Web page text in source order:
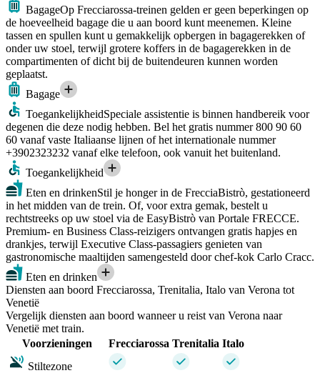
BagageOp Frecciarossa-treinen gelden er geen beperkingen op
de hoeveelheid bagage die u aan boord kunt meenemen. Kleine
tassen en spullen kunt u gemakkelijk opbergen in bagagerekken of
onder uw stoel, terwijl grotere koffers in de bagagerekken in de
compartimenten of dicht bij de buitendeuren kunnen worden
geplaatst.
Bagage
ToegankelijkheidSpeciale assistentie is binnen handbereik voor
degenen die deze nodig hebben. Bel het gratis nummer 800 90 60
60 vanaf vaste Italiaanse lijnen of het internationale nummer
+3902323232 vanaf elke telefoon, ook vanuit het buitenland.
Toegankelijkheid
Eten en drinkenStil je honger in de FrecciaBistrò, gestationeerd
in het midden van de trein. Of, voor extra gemak, bestelt u
rechtstreeks op uw stoel via de EasyBistrò van Portale FRECCE.
Premium- en Business Class-reizigers ontvangen gratis hapjes en
drankjes, terwijl Executive Class-passagiers genieten van
gastronomische maaltijden samengesteld door chef-kok Carlo Cracc.
Eten en drinken
Diensten aan boord Frecciarossa, Trenitalia, Italo van Verona tot
Venetië
Vergelijk diensten aan boord wanneer u reist van Verona naar
Venetië met train.
Voorzieningen
Frecciarossa Trenitalia Italo
Stiltezone